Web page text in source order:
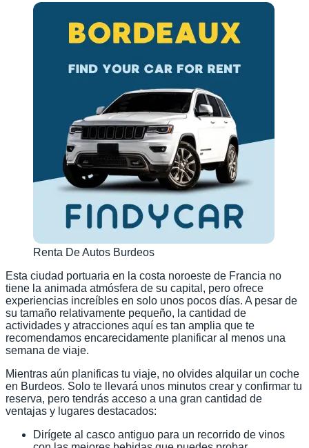
Renta De Autos Burdeos
Esta ciudad portuaria en la costa noroeste de Francia no
tiene la animada atmósfera de su capital, pero ofrece
experiencias increíbles en solo unos pocos días. A pesar de
su tamaño relativamente pequeño, la cantidad de
actividades y atracciones aquí es tan amplia que te
recomendamos encarecidamente planificar al menos una
semana de viaje.
Mientras aún planificas tu viaje, no olvides alquilar un coche
en Burdeos. Solo te llevará unos minutos crear y confirmar tu
reserva, pero tendrás acceso a una gran cantidad de
ventajas y lugares destacados:
Dirígete al casco antiguo para un recorrido de vinos